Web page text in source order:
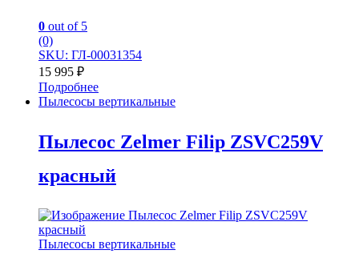
0 out of 5
(0)
SKU: ГЛ-00031354
15 995 ₽
Подробнее
Пылесосы вертикальные
Пылесос Zelmer Filip ZSVC259V
красный
Пылесосы вертикальные